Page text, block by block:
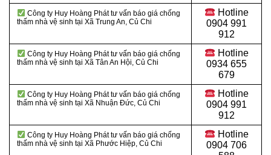
Công ty Huy Hoàng Phát tư vấn báo giá chống
thấm nhà vệ sinh tại Xã Trung An, Củ Chi
Hotline
0904 991
912
Công ty Huy Hoàng Phát tư vấn báo giá chống
thấm nhà vệ sinh tại Xã Tân An Hội, Củ Chi
Hotline
0934 655
679
Công ty Huy Hoàng Phát tư vấn báo giá chống
thấm nhà vệ sinh tại Xã Nhuận Đức, Củ Chi
Hotline
0904 991
912
Công ty Huy Hoàng Phát tư vấn báo giá chống
thấm nhà vệ sinh tại Xã Phước Hiệp, Củ Chi
Hotline
0904 706